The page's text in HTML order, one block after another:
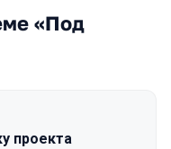
«Под
проекта